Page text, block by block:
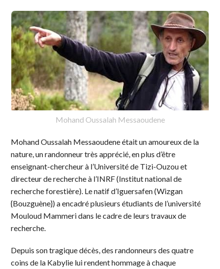
Mohand Oussalah Messaoudene
Mohand Oussalah Messaoudene était un amoureux de la
nature, un randonneur très apprécié, en plus d’être
enseignant-chercheur à l’Université de Tizi-Ouzou et
directeur de recherche à l’INRF (Institut national de
recherche forestière). Le natif d’Iguersafen (Wizgan
{Bouzguène}) a encadré plusieurs étudiants de l’université
Mouloud Mammeri dans le cadre de leurs travaux de
recherche.
Depuis son tragique décès, des randonneurs des quatre
coins de la Kabylie lui rendent hommage à chaque